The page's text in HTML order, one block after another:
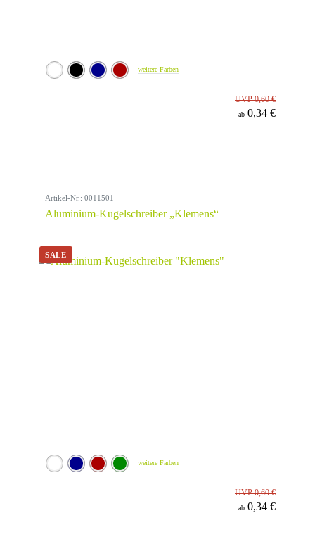
weitere Farben
UVP 0,60 €
ab 0,34 €
Artikel-Nr.: 0011501
Aluminium-Kugelschreiber „Klemens“
weitere Farben
UVP 0,60 €
ab 0,34 €